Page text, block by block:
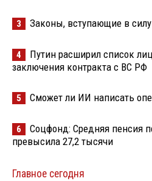
3 Законы, вступающие в силу
4
Путин расширил список
заключения контракта с ВС РФ
5 Сможет ли ИИ написать
6
Соцфонд: Средняя пенсия
превысила 27,2 тысячи
Главное сегодня